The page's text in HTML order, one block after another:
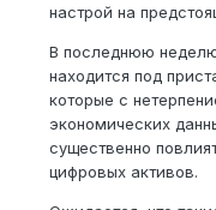
настрой на
В последнюю
находится под
которые с
экономических
существенно
цифровых активов.